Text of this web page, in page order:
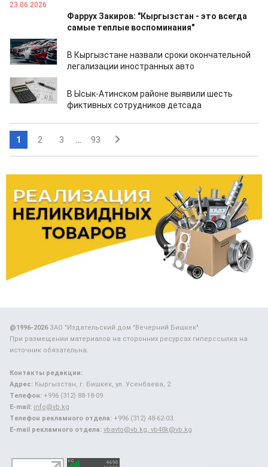
23.06.2026
Фаррух Закиров: "Кыргызстан - это всегда
самые теплые воспоминания"
22.06.2026
В Кыргызстане назвали сроки окончательной
легализации иностранных авто
22.06.2026
В Ысык-Атинском районе выявили шесть
фиктивных сотрудников детсада
1 2 3 93
@1996-2026ЗАО "Издательский дом "Вечерний Бишкек"
При размещении материалов на сторонних ресурсах гиперссылка на
источник обязательна.
Контакты редакции:
Адрес: Кыргызстан, г. Бишкек, ул. Усенбаева, 2.
Телефон: +996 (312) 88-18-09.
E-mail: info@vb.kg
Телефон рекламного отдела: +996 (312) 48-62-03.
E-mail рекламного отдела: vbavto@vb.kg, vb48k@vb.kg